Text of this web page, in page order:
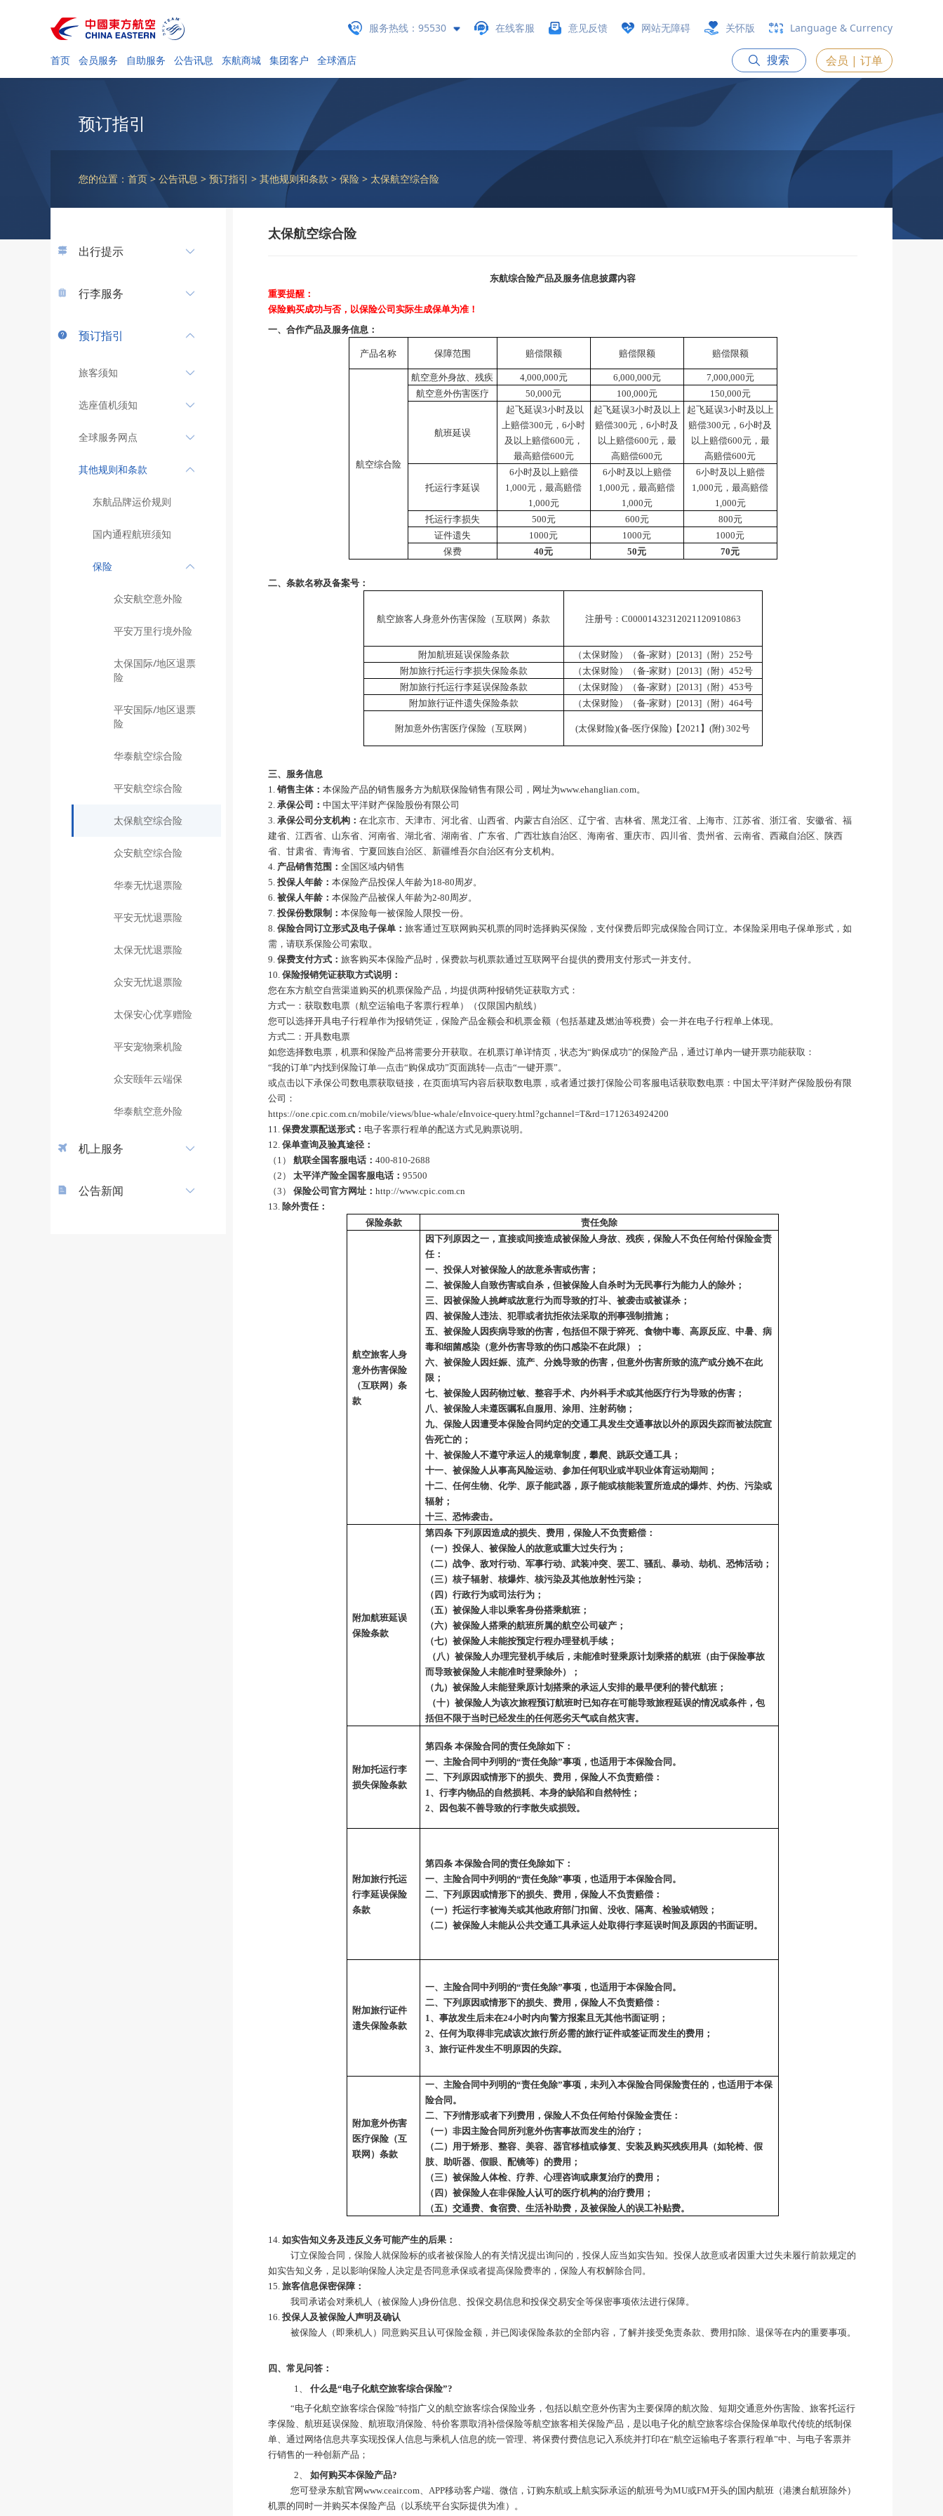
服务热线：95530 在线客服 意见反馈 网站无障碍 关怀版 Language & Currency
首页 会员服务 自助服务 公告讯息 东航商城 集团客户 全球酒店 搜索 会员 | 订单
预订指引
您的位置：首页 > 公告讯息 > 预订指引 > 其他规则和条款 > 保险 > 太保航空综合险
出行提示
行李服务
预订指引
旅客须知
选座值机须知
全球服务网点
其他规则和条款
东航品牌运价规则
国内通程航班须知
保险
众安航空意外险
平安万里行境外险
太保国际/地区退票
险
平安国际/地区退票
险
华泰航空综合险
平安航空综合险
太保航空综合险
众安航空综合险
华泰无忧退票险
平安无忧退票险
太保无忧退票险
众安无忧退票险
太保安心优享赠险
平安宠物乘机险
众安颐年云端保
华泰航空意外险
机上服务
公告新闻
太保航空综合险
东航综合险产品及服务信息披露内容
重要提醒：
保险购买成功与否，以保险公司实际生成保单为准！
一、 合作产品及服务信息 ：
产品名称 保障范围 赔偿限额 赔偿限额 赔偿限额
航空综合险
航空意外身故、残疾 4,000,000元 6,000,000元
7,000,000元
航空意外伤害医疗
50,000元 100,000元 150,000元
航班延误
起飞延误3小时及以
上赔偿300元，6小时
及以上赔偿600元，
最高赔偿600元
起飞延误3小时及以上
赔偿300元，6小时及
以上赔偿600元，最
高赔偿600元
起飞延误3小时及以上
赔偿300元，6小时及
以上赔偿600元，最
高赔偿600元
托运行李延误
6小时及以上赔偿
1,000元，最高赔偿
1,000元
6小时及以上赔偿
1,000元，最高赔偿
1,000元
6小时及以上赔偿
1,000元，最高赔偿
1,000元
托运行李损失
500元 600元
800元
证件遗失
1000元 1000元
1000元
保费
40元 50元 70元
二、 条款名称及备案号：
航空旅客人身意外伤害保险（互联网）条款 注册号： C00001432312021120910863
附加航班延误保险条款 （太保财险）（备-家财）[2013]（附）252号
附加旅行托运行李损失保险条款
（太保财险）（备-家财）[2013]（附）452号
附加旅行托运行李延误保险条款
（太保财险）（备-家财）[2013]（附）453号
附加旅行证件遗失保险条款
（太保财险）（备-家财）[2013]（附）464号
附加意外伤害医疗保险（互联网） (太保财险)(备-医疗保险)【2021】(附) 302号
三、 服务信息
1. 销售主体： 本保险产品的销售服务方为航联保险销售有限公司，网址为www.ehanglian.com。
2. 承保公司： 中国太平洋财产保险股份有限公司
3. 承保公司分支机构： 在北京市、天津市、河北省、山西省、内蒙古自治区、辽宁省、吉林省、黑龙江省、上海市、江苏省、浙江省、安徽省、福
建省、江西省、山东省、河南省、湖北省、湖南省、广东省、广西壮族自治区、海南省、重庆市、四川省、贵州省、云南省、西藏自治区、陕西
省、甘肃省、青海省、宁夏回族自治区、新疆维吾尔自治区有分支机构。
4. 产品销售范围： 全国区域内销售
5. 投保人年龄： 本保险产品投保人年龄为18-80周岁。
6. 被保人年龄 ： 本保险产品被保人年龄为2-80周岁。
7. 投保份数限制： 本保险每一被保险人限投一份。
8. 保险合同订立形式及电子保单： 旅客通过互联网购买机票的同时选择购买保险，支付保费后即完成保险合同订立。本保险采用电子保单形式，如
需，请联系保险公司索取。
9. 保费支付方式： 旅客购买本保险产品时，保费款与机票款通过互联网平台提供的费用支付形式一并支付。
10. 保险报销凭证获取方式说明 ：
您在东方航空自营渠道购买的机票保险产品，均提供两种报销凭证获取方式：
方式一： 获取数电票（航空运输电子客票行程单）（仅限国内航线）
您可以选择开具电子行程单作为报销凭证，保险产品金额会和机票金额（包括基建及燃油等税费）会一并在电子行程单上体现。
方式二：开具数电票
如您选择数电票 ，机票和保险产品将需要分开获取。在机票订单详情页，状态为“购保成功”的保险产品，通过订单内一键开票功能获取：
“我的订单”内找到保险订单—点击“购保成功”页面跳转—点击“一键开票”。
或点击以下承保公司数电票获取链接，在页面填写内容后获取数电票，或者通过拨打保险公司客服电话获取数电票：中国太平洋财产保险股份有限
公司 ：
https://one.cpic.com.cn/mobile/views/blue-whale/eInvoice-query.html?gchannel=T&rd=1712634924200
11. 保费发票配送形式： 电子客票行程单的配送方式见购票说明。
12. 保单查询及验真途径：
（1） 航联全国客服电话： 400-810-2688
（2） 太平洋产险全国客服电话： 95500
（3） 保险公司官方网址： http://www.cpic.com.cn
13. 除外责任：
保险条款
责任免除
航空旅客人身
意外伤害保险
（互联网）条
款
因下列原因之一，直接或间接造成被保险人身故、残疾，保险人不负任何给付保险金责
任：
一、投保人对被保险人的故意杀害或伤害；
二、被保险人自致伤害或自杀，但被保险人自杀时为无民事行为能力人的除外；
三、因被保险人挑衅或故意行为而导致的打斗、被袭击或被谋杀；
四、被保险人违法、犯罪或者抗拒依法采取的刑事强制措施；
五、被保险人因疾病导致的伤害，包括但不限于猝死、食物中毒、高原反应、中暑、病
毒和细菌感染（意外伤害导致的伤口感染不在此限）；
六、被保险人因妊娠、流产、分娩导致的伤害，但意外伤害所致的流产或分娩不在此
限；
七、被保险人因药物过敏、整容手术、内外科手术或其他医疗行为导致的伤害；
八、被保险人未遵医嘱私自服用、涂用、注射药物；
九、保险人因遭受本保险合同约定的交通工具发生交通事故以外的原因失踪而被法院宣
告死亡的；
十、被保险人不遵守承运人的规章制度，攀爬、跳跃交通工具；
十一、被保险人从事高风险运动、参加任何职业或半职业体育运动期间；
十二、任何生物、化学、原子能武器，原子能或核能装置所造成的爆炸、灼伤、污染或
辐射；
十三、恐怖袭击。
附加航班延误
保险条款
第四条 下列原因造成的损失、费用，保险人不负责赔偿：
（一）投保人、被保险人的故意或重大过失行为；
（二）战争、敌对行动、军事行动、武装冲突、罢工、骚乱、暴动、劫机、恐怖活动；
（三）核子辐射、核爆炸、核污染及其他放射性污染；
（四）行政行为或司法行为；
（五）被保险人非以乘客身份搭乘航班；
（六）被保险人搭乘的航班所属的航空公司破产；
（七）被保险人未能按预定行程办理登机手续；
（八）被保险人办理完登机手续后，未能准时登乘原计划乘搭的航班（由于保险事故
而导致被保险人未能准时登乘除外）；
（九）被保险人未能登乘原计划搭乘的承运人安排的最早便利的替代航班；
（十）被保险人为该次旅程预订航班时已知存在可能导致旅程延误的情况或条件，包
括但不限于当时已经发生的任何恶劣天气或自然灾害。
附加托运行李
损失保险条款
第四条 本保险合同的责任免除如下：
一、主险合同中列明的“责任免除”事项，也适用于本保险合同。
二、下列原因或情形下的损失、费用，保险人不负责赔偿：
1、行李内物品的自然损耗、本身的缺陷和自然特性；
2、因包装不善导致的行李散失或损毁。
附加旅行托运
行李延误保险
条款
第四条 本保险合同的责任免除如下：
一、主险合同中列明的“责任免除”事项，也适用于本保险合同。
二、下列原因或情形下的损失、费用，保险人不负责赔偿：
（一）托运行李被海关或其他政府部门扣留、没收、隔离、检验或销毁；
（二）被保险人未能从公共交通工具承运人处取得行李延误时间及原因的书面证明。
附加旅行证件
遗失保险条款
一、主险合同中列明的“责任免除”事项，也适用于本保险合同。
二、下列原因或情形下的损失、费用，保险人不负责赔偿：
1、事故发生后未在24小时内向警方报案且无其他书面证明；
2、任何为取得非完成该次旅行所必需的旅行证件或签证而发生的费用；
3、旅行证件发生不明原因的失踪。
附加意外伤害
医疗保险 （互
联网 ）条款
一、主险合同中列明的“责任免除”事项，未列入本保险合同保险责任的，也适用于本保
险合同。
二、下列情形或者下列费用，保险人不负任何给付保险金责任：
（一）非因主险合同所列意外伤害事故而发生的治疗；
（二）用于矫形、整容、美容、器官移植或修复、安装及购买残疾用具（如轮椅、假
肢、助听器、假眼、配镜等）的费用；
（三）被保险人体检、疗养、心理咨询或康复治疗的费用；
（四）被保险人在非保险人认可的医疗机构的治疗费用；
（五）交通费、食宿费、生活补助费，及被保险人的误工补贴费。
14. 如实告知义务及违反义务可能产生的后果：
订立保险合同，保险人就保险标的或者被保险人的有关情况提出询问的，投保人应当如实告知。投保人故意或者因重大过失未履行前款规定的
如实告知义务，足以影响保险人决定是否同意承保或者提高保险费率的，保险人有权解除合同。
15. 旅客信息保密保障：
我司承诺会对乘机人（被保险人)身份信息、投保交易信息和投保交易安全等保密事项依法进行保障。
16. 投保人及被保险人声明及确认
被保险人（即乘机人）同意购买且认可保险金额，并已阅读保险条款的全部内容，了解并接受免责条款、费用扣除、退保等在内的重要事项。
四、 常见问答：
1、 什么是“电子化航空旅客综合保险”?
“电子化航空旅客综合保险”特指广义的航空旅客综合保险业务，包括以航空意外伤害为主要保障的航次险、短期交通意外伤害险、旅客托运行
李保险、航班延误保险、航班取消保险、特价客票取消补偿保险等航空旅客相关保险产品，是以电子化的航空旅客综合保险保单取代传统的纸制保
单、通过网络信息共享实现投保人信息与乘机人信息的统一管理、将保费付费信息记入系统并打印在“航空运输电子客票行程单”中、与电子客票并
行销售的一种创新产品；
2、 如何购买本保险产品?
您可登录东航官网www.ceair.com、APP移动客户端、微信，订购东航或上航实际承运的航班号为MU或FM开头的国内航班（港澳台航班除外）
机票的同时一并购买本保险产品（以系统平台实际提供为准）。